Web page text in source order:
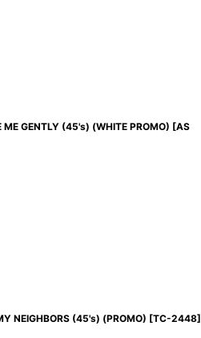
GENTLY (45's) (WHITE PROMO) [AS
NEIGHBORS (45's) (PROMO) [TC-2448]